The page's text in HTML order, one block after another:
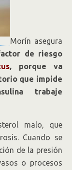
Morín asegura
de riesgo
, porque va
que impide
trabaje
malo, que
Cuando se
de la presión
o procesos